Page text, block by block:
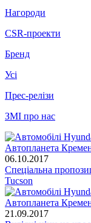
Нагороди
CSR-проекти
Бренд
Усі
Прес-релізи
ЗМІ про нас
06.10.2017
Спеціальна
Tucson
21.09.2017